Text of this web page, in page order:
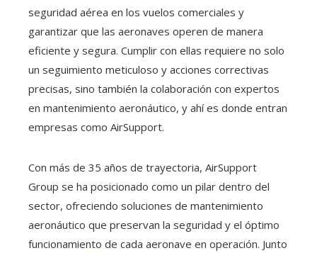
seguridad aérea en los vuelos comerciales y
garantizar que las aeronaves operen de manera
eficiente y segura. Cumplir con ellas requiere no solo
un seguimiento meticuloso y acciones correctivas
precisas, sino también la colaboración con expertos
en mantenimiento aeronáutico, y ahí es donde entran
empresas como AirSupport.
Con más de 35 años de trayectoria, AirSupport
Group se ha posicionado como un pilar dentro del
sector, ofreciendo soluciones de mantenimiento
aeronáutico que preservan la seguridad y el óptimo
funcionamiento de cada aeronave en operación. Junto